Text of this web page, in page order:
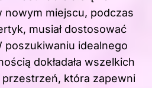
nowym miejscu, podczas
musiał dostosować
poszukiwaniu idealnego
dokładała wszelkich
która zapewni